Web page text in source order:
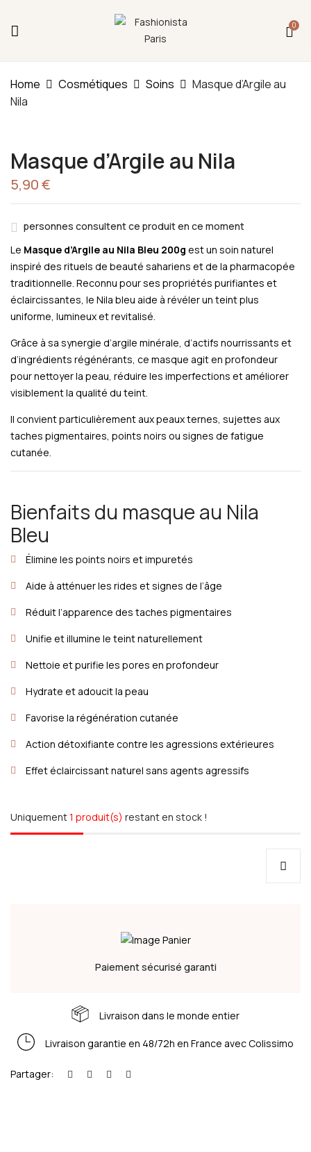
0
Home Cosmétiques Soins
Masque d’Argile au
Nila
Masque d’Argile au Nila
5,90€
personnes consultent ce produit en ce moment
Le Masque d’Argile au Nila Bleu 200g est un soin naturel
inspiré des rituels de beauté sahariens et de la pharmacopée
traditionnelle. Reconnu pour ses propriétés purifiantes et
éclaircissantes, le Nila bleu aide à révéler un teint plus
uniforme, lumineux et revitalisé.
Grâce à sa synergie d’argile minérale, d’actifs nourrissants et
d’ingrédients régénérants, ce masque agit en profondeur
pour nettoyer la peau, réduire les imperfections et améliorer
visiblement la qualité du teint.
Il convient particulièrement aux peaux ternes, sujettes aux
taches pigmentaires, points noirs ou signes de fatigue
cutanée.
Bienfaits du masque au Nila
Bleu
Élimine les points noirs et impuretés
Aide à atténuer les rides et signes de l’âge
Réduit l’apparence des taches pigmentaires
Unifie et illumine le teint naturellement
Nettoie et purifie les pores en profondeur
Hydrate et adoucit la peau
Favorise la régénération cutanée
Action détoxifiante contre les agressions extérieures
Effet éclaircissant naturel sans agents agressifs
Uniquement1 produit(s) restant en stock !
Paiement sécurisé garanti
Livraison dans le monde entier
Livraison garantie en 48/72h en France avec Colissimo
Partager:
D’Argile Au Nila”
Fermeture annuelle du 17 juillet 16h au 12 août.
L'ajout au panier est indisponible et aucune
commande ni remise en main propre ne sera